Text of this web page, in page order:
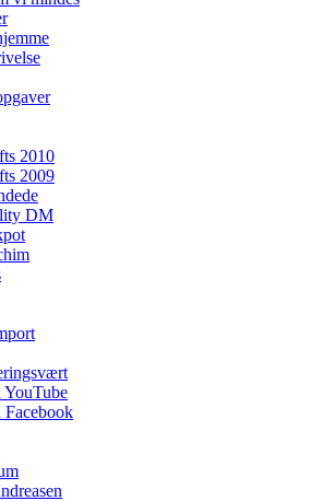
2010
2009
DM
YouTube
Facebook